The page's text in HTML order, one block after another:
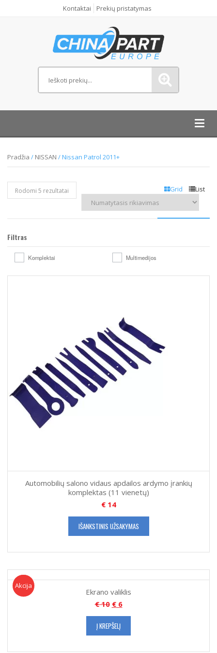
Kontaktai Prekių pristatymas
Pradžia / NISSAN / Nissan Patrol 2011+
Grid List
Rodomi 5 rezultatai
Filtras
Komplektai Multimedijos
Automobilių salono vidaus apdailos ardymo įrankių
komplektas (11 vienetų)
€14
IŠANKSTINIS UŽSAKYMAS
Akcija
Akcija!
Ekrano valiklis
€10 €6
Į KREPŠELĮ